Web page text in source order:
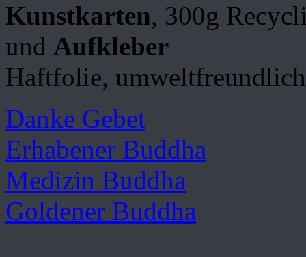
Kunstkarten, 300g
und Aufkleber
Haftfolie,
Danke Gebet
Erhabener Buddha
Medizin Buddha
Goldener Buddha